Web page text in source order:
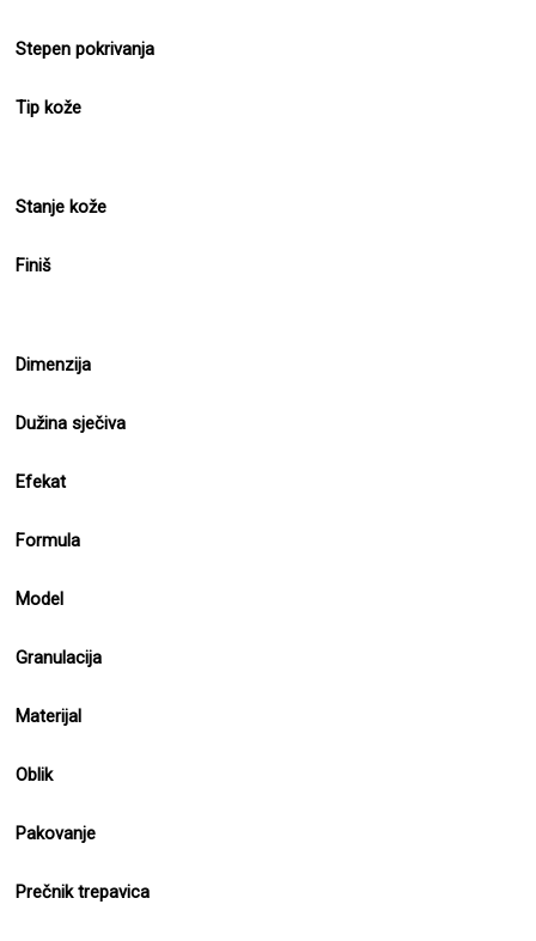
Stepen pokrivanja
Tip kože
Stanje kože
Finiš
Dimenzija
Dužina sječiva
Efekat
Formula
Model
Granulacija
Materijal
Oblik
Pakovanje
Prečnik trepavica